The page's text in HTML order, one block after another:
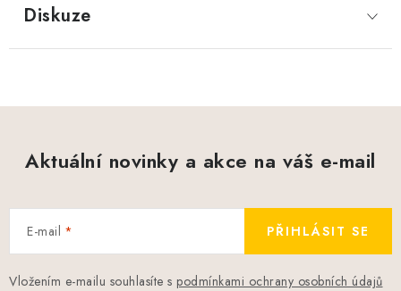
Diskuze
Aktuální novinky a akce na váš e-mail
E-mail
Vložením e-mailu souhlasíte s podmínkami ochrany osobních údajů
PŘIHLÁSIT SE